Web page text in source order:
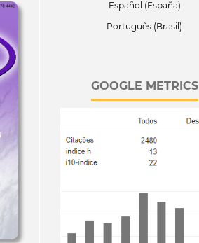
Español (España)
Português (Brasil)
GOOGLE METRICS